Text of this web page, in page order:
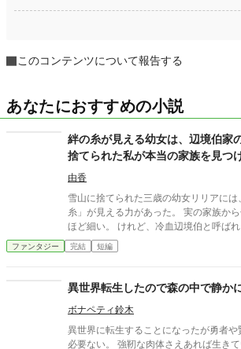
このコンテンツについて報告する
あなたにおすすめの小説
絆の糸が見える幼女は、辺境伯家
捨てられた私が本当の家族を見つ
由香
雪山に捨てられた三歳の幼女リリアに
糸」が見える力があった。 実の家族から伸びる糸は途切れそうな
ほど細い。 けれど、冷血辺境伯と呼ばれるアレクシスから伸びる
糸は温かな金色に輝いていた。 前世では孤独だったリリアは、辺
境伯家で初めて家族の愛を知る。 これは捨てられた幼女が、本当
ファンタジー 完結 短編
異世界転生したので森の中で静か
ボナペティ鈴木
異世界に転生することになったが勇者
必要ない。 強靭な肉体さえあれば生き